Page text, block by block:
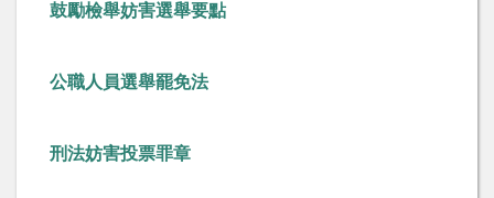
鼓勵檢舉妨害選舉要點
公職人員選舉罷免法
刑法妨害投票罪章